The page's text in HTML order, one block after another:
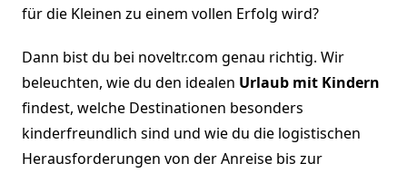
für die Kleinen zu einem vollen Erfolg wird?
Dann bist du bei noveltr.com genau richtig. Wir
beleuchten, wie du den idealen Urlaub mit Kindern
findest, welche Destinationen besonders
kinderfreundlich sind und wie du die logistischen
Herausforderungen von der Anreise bis zur